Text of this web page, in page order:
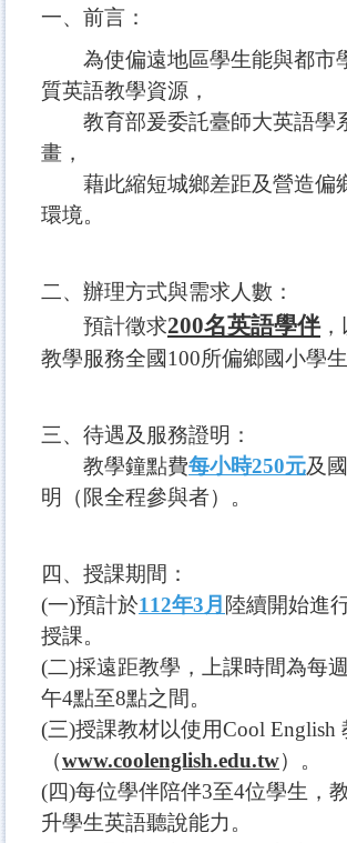
產學合作 Industry Cooperation
校友專區 Alumni
應外月報 NTUBulletin
全校行事曆 Calendar
會議紀錄查詢 Minutes
失物招領 Lost & Found
一、前言：
為使偏遠地區學生能與都市
質英語教學資源，
教育部爰委託臺師大英語學
畫，
藉此縮短城鄉差距及營造偏
環境。
二、辦理方式與需求人數：
預計徵求200名英語學伴，
教學服務全國100所偏鄉國小學生
三、待遇及服務證明：
教學鐘點費每小時250元及
明（限全程參與者）。
四、 授課期間：
(一)預計於112年3月 陸續開始進
授課。
(二)採遠距教學，上課時間為每
午4點至8點之間。
(三)授課教材以使用Cool English
（www.coolenglish.edu.tw）。
(四)每位學伴陪伴3至4位學生，
升學生英語聽說能力。